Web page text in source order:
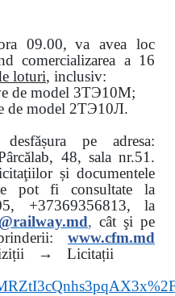
09.00, va avea loc
comercializarea a 16
loturi, inclusiv:
de model 3ТЭ10М;
de model 2ТЭ10Л.
pe adresa:
48, sala nr.51.
și documentele
pot fi consultate la
+37369356813, la
, cât şi pe
www.cfm.md
→ Licitații